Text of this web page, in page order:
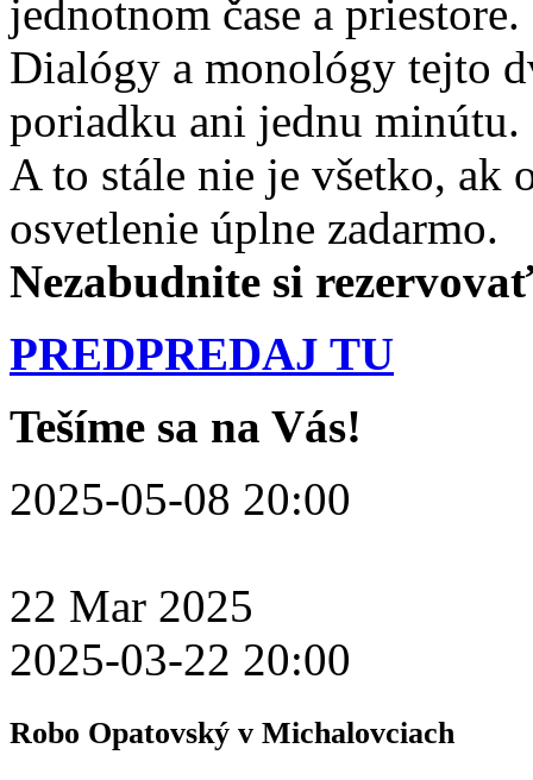
jednotnom čase a priestore.
Dialógy a monológy tejto
poriadku ani jednu minútu.
A to stále nie je všetko, ak
osvetlenie úplne zadarmo.
Nezabudnite si
PREDPREDAJ TU
Tešíme sa na Vás!
2025-05-08 20:00
22 Mar 2025
2025-03-22 20:00
Robo Opatovský v Michalovciach